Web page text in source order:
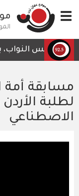
إلى
المحتوى
الرئيسي
Toggle
navigation
مجلس النواب،
مسابقة أمة
لطلبة
الاصطناعي